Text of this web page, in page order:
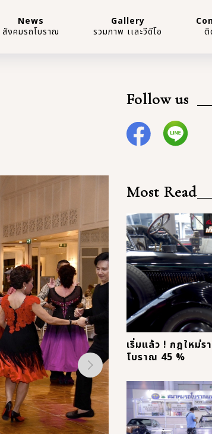
News
สังคมรถโบราณ
Gallery
รวมภาพ เเละวีดีโอ
ติ
Follow us
Most Read
เริ่มแล้ว ! กฎใหม่ร
โบราณ 45 %